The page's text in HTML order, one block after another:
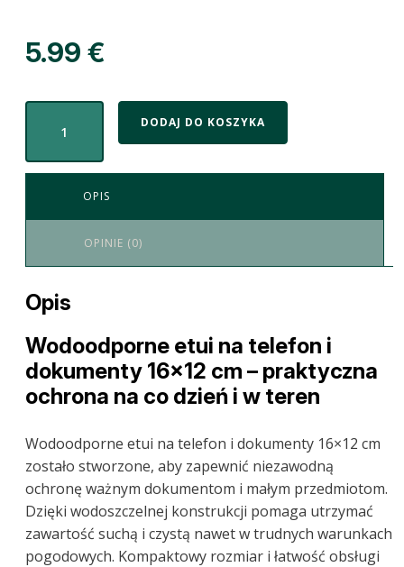
5.99 €
DODAJ DO KOSZYKA
OPIS
OPINIE (0)
Opis
Wodoodporne etui na telefon i
dokumenty 16×12 cm – praktyczna
ochrona na co dzień i w teren
Wodoodporne etui na telefon i dokumenty 16×12 cm
zostało stworzone, aby zapewnić niezawodną
ochronę ważnym dokumentom i małym przedmiotom.
Dzięki wodoszczelnej konstrukcji pomaga utrzymać
zawartość suchą i czystą nawet w trudnych warunkach
pogodowych. Kompaktowy rozmiar i łatwość obsługi